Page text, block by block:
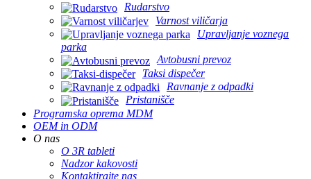
Rudarstvo
Varnost viličarja
Upravljanje voznega
parka
Avtobusni prevoz
Taksi dispečer
Ravnanje z odpadki
Pristanišče
Programska oprema MDM
OEM in ODM
O nas
O 3R tableti
Nadzor kakovosti
Kontaktirajte nas